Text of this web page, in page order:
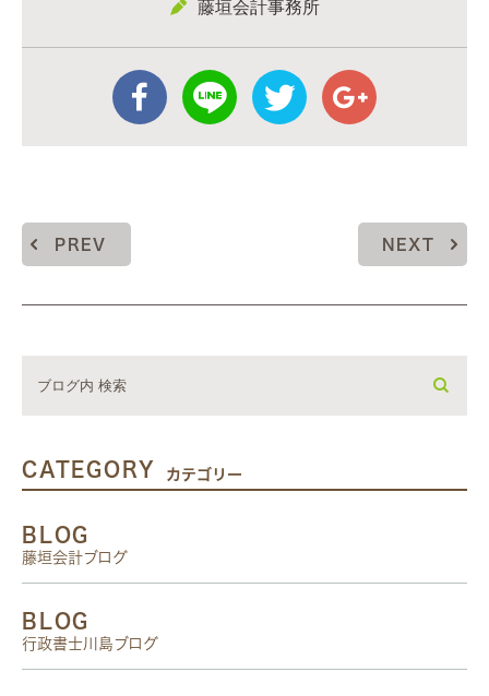
藤垣会計事務所
PREV NEXT
CATEGORY カテゴリー
BLOG
藤垣会計ブログ
BLOG
行政書士川島ブログ